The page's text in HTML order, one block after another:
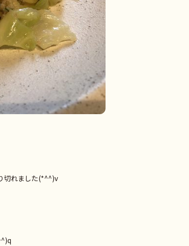
切れました(*^^)v